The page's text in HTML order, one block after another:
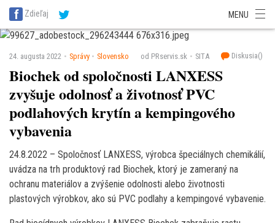
SITA Energetika
SITA Potravinárstvo
Zdieľaj MENU
24. augusta 2022 Správy Slovensko od PRservis.sk SITA Diskusia()
Biochek od spoločnosti LANXESS
zvyšuje odolnosť a životnosť PVC
podlahových krytín a kempingového
vybavenia
24.8.2022 – Spoločnosť LANXESS, výrobca špeciálnych chemikálií,
uvádza na trh produktový rad Biochek, ktorý je zameraný na
ochranu materiálov a zvýšenie odolnosti alebo životnosti
plastových výrobkov, ako sú PVC podlahy a kempingové vybavenie.